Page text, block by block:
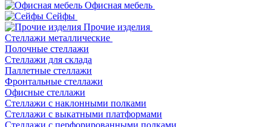
Офисная мебель
Сейфы
Прочие изделия
Стеллажи металлические
Полочные стеллажи
Стеллажи для склада
Паллетные стеллажи
Фронтальные стеллажи
Офисные стеллажи
Стеллажи с наклонными полками
Стеллажи с выкатными платформами
Стеллажи с перфорированными полками